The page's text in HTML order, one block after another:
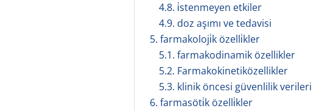
4.8. i̇stenmeyen etkiler
4.9. doz aşımı ve tedavisi
5. farmakoloji̇k özelli̇kler
5.1. farmakodinamik özellikler
5.2. Farmakokinetiközellikler
5.3. klinik öncesi güvenlilik verileri
6. farmasöti̇k özelli̇kler